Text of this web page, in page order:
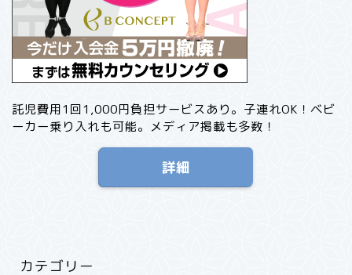
託児費用1回1,000円負担サービスあり。子連れOK！ベビ
ーカー乗り入れも可能。メディア掲載も多数！
詳細
カテゴリー